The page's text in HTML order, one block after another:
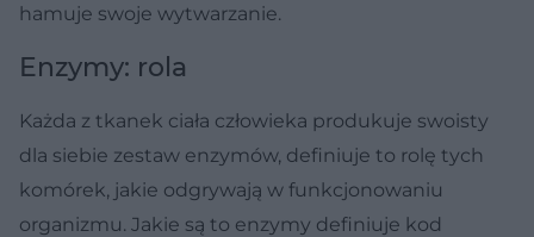
hamuje swoje wytwarzanie.
Enzymy: rola
Każda z tkanek ciała człowieka produkuje swoisty
dla siebie zestaw enzymów, definiuje to rolę tych
komórek, jakie odgrywają w funkcjonowaniu
organizmu. Jakie są to enzymy definiuje kod